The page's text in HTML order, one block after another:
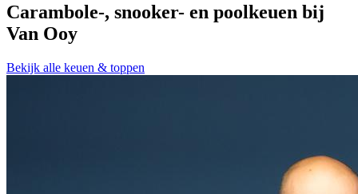
Carambole-, snooker- en poolkeuen bij
Van Ooy
Bekijk alle keuen & toppen